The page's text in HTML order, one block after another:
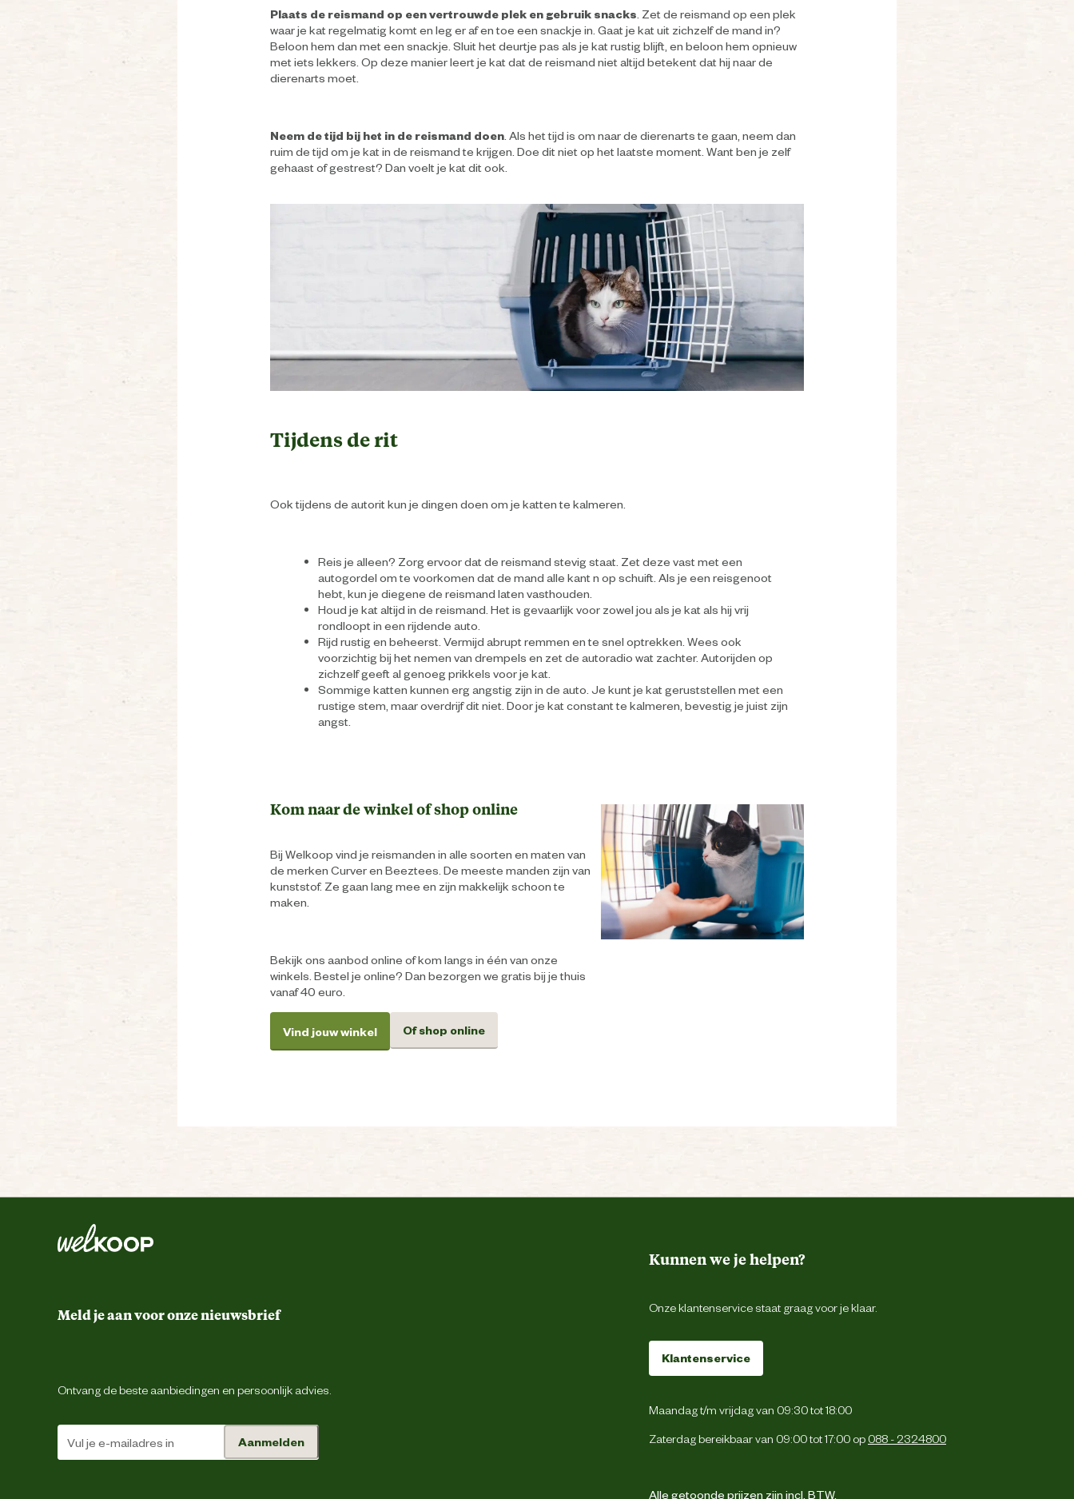
Plaats de reismand op een vertrouwde plek en gebruik snacks . Zet de reismand op een plek
waar je kat regelmatig komt en leg er af en toe een snackje in. Gaat je kat uit zichzelf de mand in?
Beloon hem dan met een snackje. Sluit het deurtje pas als je kat rustig blijft, en beloon hem opnieuw
met iets lekkers. Op deze manier leert je kat dat de reismand niet altijd betekent dat hij naar de
dierenarts moet.
Neem de tijd bij het in de reismand doen . Als het tijd is om naar de dierenarts te gaan, neem dan
ruim de tijd om je kat in de reismand te krijgen. Doe dit niet op het laatste moment. Want ben je zelf
gehaast of gestrest? Dan voelt je kat dit ook.
Tijdens de rit
Ook tijdens de autorit kun je dingen doen om je katten te kalmeren.
Reis je alleen? Zorg ervoor dat de reismand stevig staat. Zet deze vast met een
autogordel om te voorkomen dat de mand alle kant n op schuift. Als je een reisgenoot
hebt, kun je diegene de reismand laten vasthouden.
Houd je kat altijd in de reismand. Het is gevaarlijk voor zowel jou als je kat als hij vrij
rondloopt in een rijdende auto.
Rijd rustig en beheerst. Vermijd abrupt remmen en te snel optrekken. Wees ook
voorzichtig bij het nemen van drempels en zet de autoradio wat zachter. Autorijden op
zichzelf geeft al genoeg prikkels voor je kat.
Sommige katten kunnen erg angstig zijn in de auto. Je kunt je kat geruststellen met een
rustige stem, maar overdrijf dit niet. Door je kat constant te kalmeren, bevestig je juist zijn
angst.
Kom naar de winkel of shop online
Bij Welkoop vind je reismanden in alle soorten en maten van
de merken Curver en Beeztees. De meeste manden zijn van
kunststof. Ze gaan lang mee en zijn makkelijk schoon te
maken.
Bekijk ons aanbod online of kom langs in één van onze
winkels. Bestel je online? Dan bezorgen we gratis bij je thuis
vanaf 40 euro.
Vind jouw winkel Of shop online
Meld je aan voor onze nieuwsbrief
Ontvang de beste aanbiedingen en persoonlijk advies.
Aanmelden
Kunnen we je helpen?
Onze klantenservice staat graag voor je klaar.
Klantenservice
Maandag t/m vrijdag van 09:30 tot 18:00
Zaterdag bereikbaar van 09:00 tot 17:00 op 088 - 2324800
Alle getoonde prijzen zijn incl. BTW.